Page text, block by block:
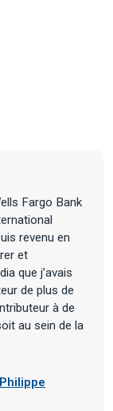
Fargo Bank
revenu en
et
que j’avais
de plus de
à de
au sein de la